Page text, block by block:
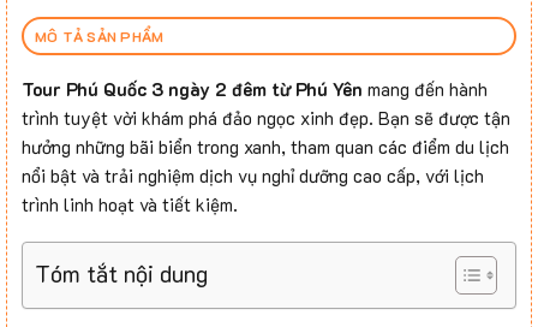
MÔ TẢ SẢN PHẨM
Tour Phú Quốc 3 ngày 2 đêm từ Phú Yên mang đến hành
trình tuyệt vời khám phá đảo ngọc xinh đẹp. Bạn sẽ được tận
hưởng những bãi biển trong xanh, tham quan các điểm du lịch
nổi bật và trải nghiệm dịch vụ nghỉ dưỡng cao cấp, với lịch
trình linh hoạt và tiết kiệm.
Tóm tắt nội dung